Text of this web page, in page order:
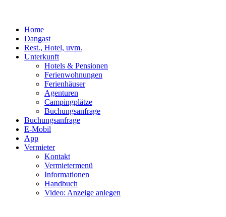
Home
Dangast
Rest., Hotel, uvm.
Unterkunft
Hotels & Pensionen
Ferienwohnungen
Ferienhäuser
Agenturen
Campingplätze
Buchungsanfrage
Buchungsanfrage
E-Mobil
App
Vermieter
Kontakt
Vermietermenü
Informationen
Handbuch
Video: Anzeige anlegen